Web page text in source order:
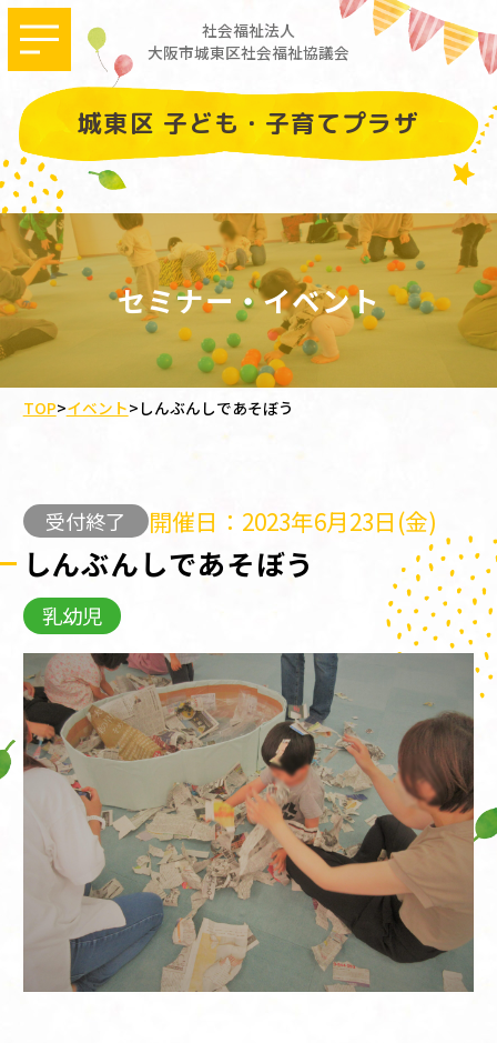
社会福祉法人
大阪市城東区社会福祉協議会
城東区 子ども・子育てプラザ
セミナー・イベント
TOP>イベント> しんぶんしであそぼう
受付終了 開催日：2023年6月23日(金)
しんぶんしであそぼう
乳幼児